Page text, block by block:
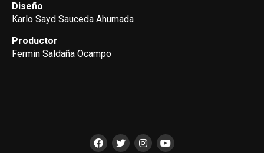
Diseño
Karlo Sayd Sauceda Ahumada
Productor
Fermin Saldaña Ocampo